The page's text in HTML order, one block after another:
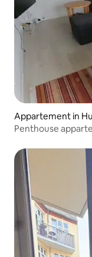
Appartement in
Penthouse